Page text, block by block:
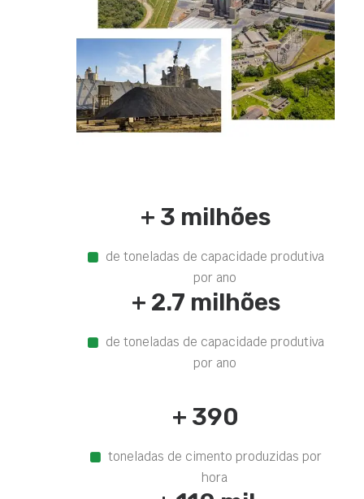
+ 3 milhões
de toneladas de capacidade produtiva
por ano
+ 2.7 milhões
de toneladas de capacidade produtiva
por ano
+ 390
toneladas de cimento produzidas por
hora